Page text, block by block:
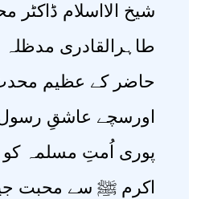
شیخ الااسلام ڈاکٹر
طاہرالقادری مدظلہ
حاضر کے عظیم
اورسچے عاشقِ
پوری اُمتِ مسلمہ
اکرم ﷺ سے محبت